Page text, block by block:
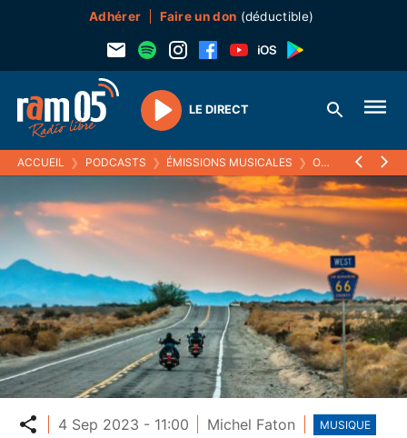
Adhérer Faire un don (déductible)
Play
LE DIRECT
ACCUEIL ❯ PODCASTS ❯ ÉMISSIONS MUSICALES ❯ ON THE MAINLINES
Partager
4 Sep 2023 - 11:00 Michel Faton MUSIQUE